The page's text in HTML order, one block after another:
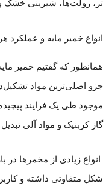
تر، رولت‌ها، شیرینی
انواع خمیر مایه و عملکرد
همانطور که گفتیم خمیر
جزو اصلی‌ترین مواد
موجود طی یک فرایند
گاز کربنیک و مواد آلی
انواع زیادی از مخمر‌ها در
شکل متفاوتی داشته و